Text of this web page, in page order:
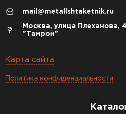
mail@metallshtaketnik.ru
Москва, улица Плеханова,
"Тамрон"
Карта сайта
Политика конфиденциальности